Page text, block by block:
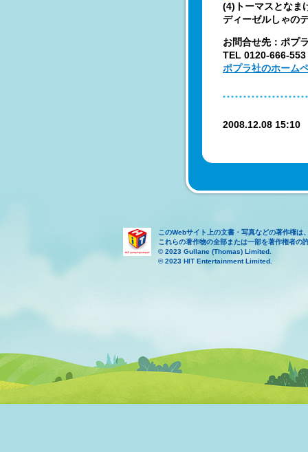
(4)トーマスとなま
ディーゼルしゃの
お問合せ先：ポプ
TEL 0120-666-553
ポプラ社のホーム
2008.12.08
このWebサイト上の文書・写真などの著作権は
これらの著作物の全部または一部を著作権者の
© 2023 Gullane (Thomas) Limited.
© 2023 HIT Entertainment Limited.